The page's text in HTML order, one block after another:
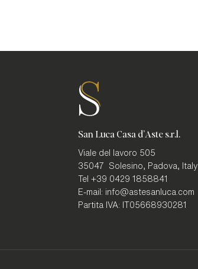
San Luca Casa d'Aste s.r.l.
Viale del lavoro 505
35047 Solesino, Padova, Italy
Tel +39 0429 1858841
E-mail: info@astesanluca.com
Partita IVA: IT05668930281